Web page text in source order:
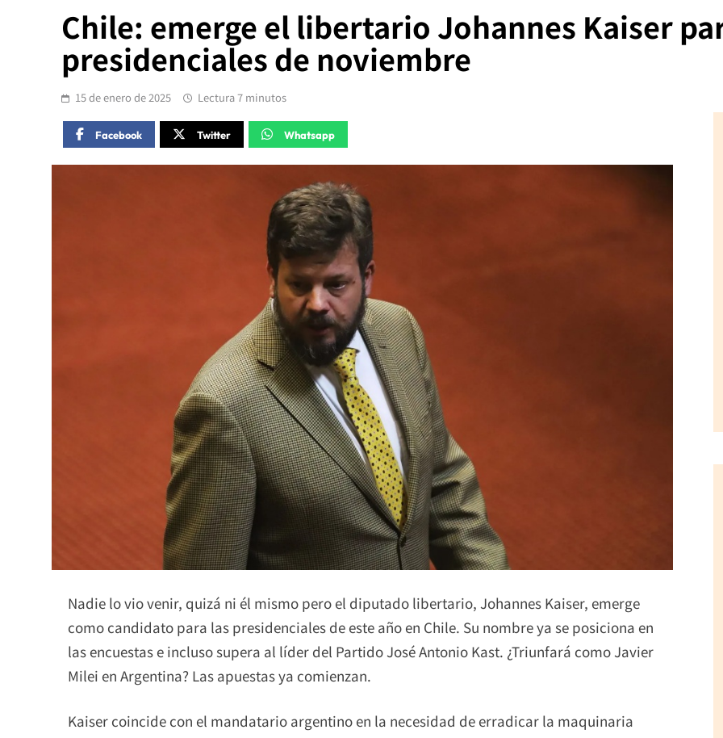
Chile: emerge el libertario Johannes Kaiser
presidenciales de noviembre
15 de enero de 2025 Lectura 7 minutos
Facebook Twitter Whatsapp
Nadie lo vio venir, quizá ni él mismo pero el diputado libertario, Johannes Kaiser, emerge
como candidato para las presidenciales de este año en Chile. Su nombre ya se posiciona en
las encuestas e incluso supera al líder del Partido José Antonio Kast. ¿Triunfará como Javier
Milei en Argentina? Las apuestas ya comienzan.
Kaiser coincide con el mandatario argentino en la necesidad de erradicar la maquinaria